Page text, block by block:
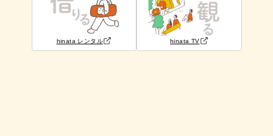
hinata レンタル hinata TV